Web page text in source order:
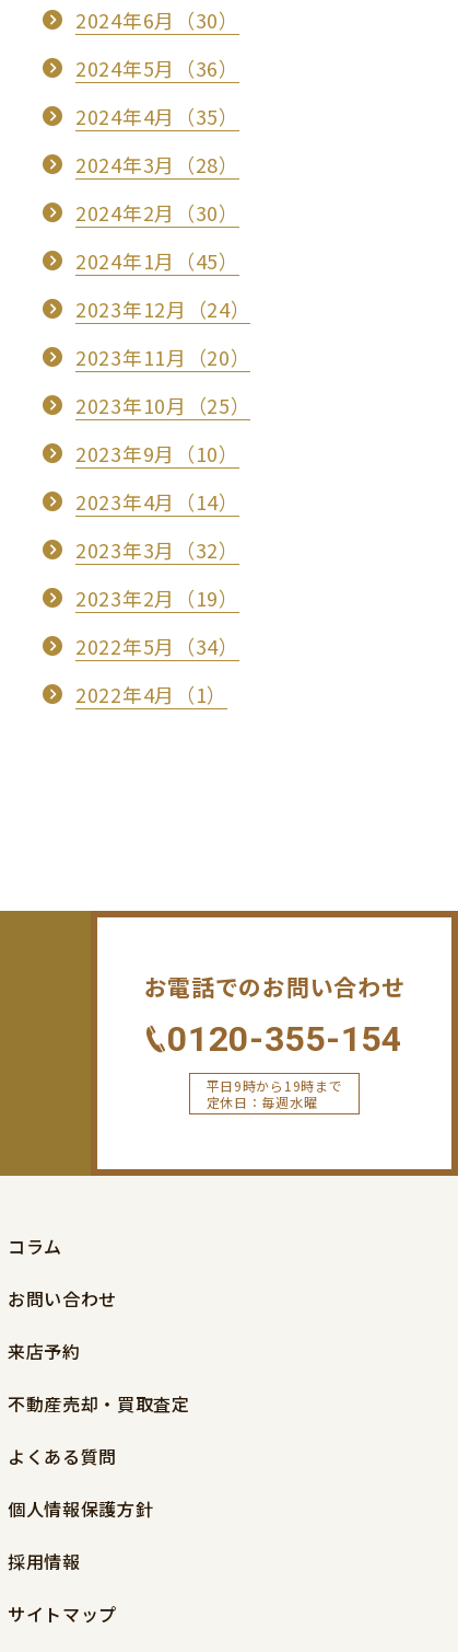
2024年6月（30）
2024年5月（36）
2024年4月（35）
2024年3月（28）
2024年2月（30）
2024年1月（45）
2023年12月（24）
2023年11月（20）
2023年10月（25）
2023年9月（10）
2023年4月（14）
2023年3月（32）
2023年2月（19）
2022年5月（34）
2022年4月（1）
お電話でのお問い合わせ
0120-355-154
平日9時から19時まで
定休日：毎週水曜
コラム
お問い合わせ
来店予約
不動産売却・買取査定
よくある質問
個人情報保護方針
採用情報
サイトマップ